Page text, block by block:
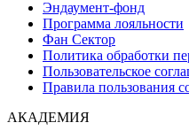
Эндаумент-фонд
Программа лояльности
Фан Сектор
Политика обработки
Пользовательское
Правила пользования
АКАДЕМИЯ